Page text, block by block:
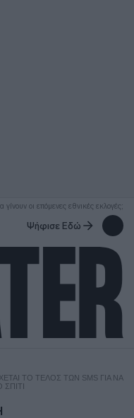
οι επόμενες εθνικές εκλογές;
Ψήφισε Εδώ
ΤΟ ΤΈΛΟΣ ΤΩΝ SMS ΓΙΑ ΝΑ